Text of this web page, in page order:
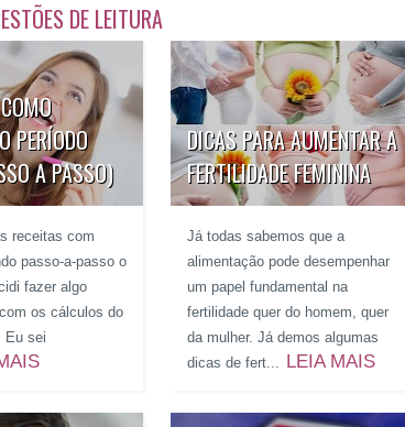
DE LEITURA
PERÍODO
A PASSO)
receitas com
passo-a-passo o
fazer algo
os cálculos do
Eu sei
DICAS PARA AUMENTAR A
FERTILIDADE FEMININA
Já todas sabemos que a
alimentação pode desempenhar
um papel fundamental na
fertilidade quer do homem, quer
da mulher. Já demos algumas
dicas de fert...
LEIA MAIS